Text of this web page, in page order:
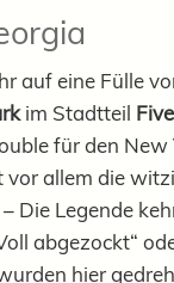
auf eine Fülle
im Stadtteil
für den New
vor allem die
Die Legende
abgezockt“
hier